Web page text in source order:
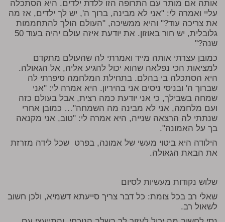
אותה אם מותר עם התרופה הזו ללדת ילדים. היא הסתכלה
עליי ואמרה לי: "אני לא מבינה, ברוך ה', יש לך ילדים, אז מה
את צריכה עוד?" והיא ממשיכה, "העולם הולך להתחממות
גלובלית, יש חור באוזון. את יודעת איזה עולם יהיה בעוד 50
שנה?"
כמובן עצרתי אותה מייד ואמרתי לה שהעולם מתקדם
למציאות הכי נפלאה שהוא יכול להגיע אליה, אל הגאולה.
היא הסתכלה בי בהלם. בתחילת המלחמה סיפרתי לה
שברוך ה' ובניסי ניסים אני בהיריון. היא אמרה לי: "אני
שמחה בשבילך, כי אני יודעת כמה רצית, אבל בעולם כזה
ועם מלחמה, אני לא מבינה מה השמחה"… כמובן אחרי
שנתתי לה הרצאה שנייה, היא אמרה לי: "טוב, אני מקנאה
בך על האמונה".
הילודה היא ביטוי מעשי של אמונה, בפרט שכל לידה מזרזת
את הבאת הגאולה.
שלוש נקודות מעשיות לסיום
שאלי רב בכל צומת: כל דבר צריך סייעתא דשמיא, ולכן חשוב
לשאול רב.